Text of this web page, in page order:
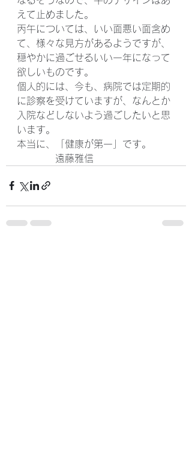
えて止めました。
丙午については、いい面悪い面含め
て、様々な見方があるようですが、
穏やかに過ごせるいい一年になって
欲しいものです。
個人的には、今も、病院では定期的
に診察を受けていますが、なんとか
入院などしないよう過ごしたいと思
います。
本当に、「健康が第一」です。
遠藤雅信